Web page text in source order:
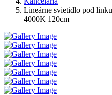
Lineárne svietidlo pod
4000K 120cm